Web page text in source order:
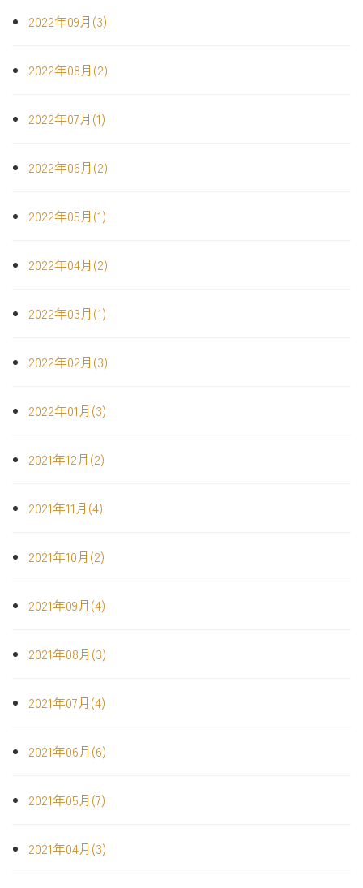
2022年09月(3)
2022年08月(2)
2022年07月(1)
2022年06月(2)
2022年05月(1)
2022年04月(2)
2022年03月(1)
2022年02月(3)
2022年01月(3)
2021年12月(2)
2021年11月(4)
2021年10月(2)
2021年09月(4)
2021年08月(3)
2021年07月(4)
2021年06月(6)
2021年05月(7)
2021年04月(3)